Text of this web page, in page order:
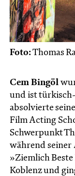
Foto:Thomas
Cem Bingöl
und ist
absolvierte
Film Acting
Schwerpunkt
während seiner
»Ziemlich
Koblenz und